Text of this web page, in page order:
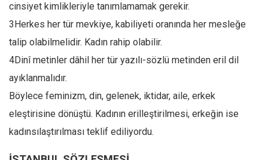
Türkiye
Siyaset
Dünya
Avrupa
Asya
cinsiyet kimlikleriyle tanımlamamak gerekir.
3Herkes her tür mevkiye, kabiliyeti oranında her mesleğe
talip olabilmelidir. Kadın rahip olabilir.
4Dinî metinler dâhil her tür yazılı-sözlü metinden eril dil
ayıklanmalıdır.
Böylece feminizm, din, gelenek, iktidar, aile, erkek
eleştirisine dönüştü. Kadının erilleştirilmesi, erkeğin ise
kadınsılaştırılması teklif ediliyordu.